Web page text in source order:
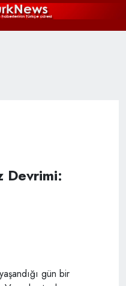
Devrimi:
gün bir